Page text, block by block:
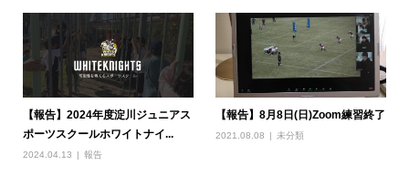
【報告】2024年度淀川ジュニアス
ポーツスクールホワイトナイ...
2024.04.13 報告
【報告】8月8日(日)Zoom練習終了
2021.08.08 未分類